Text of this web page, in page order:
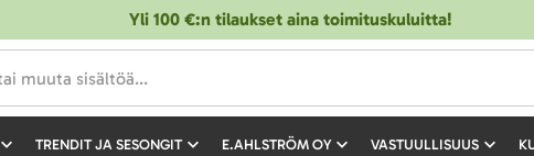
Yli 100 €:n tilaukset aina toimituskuluitta!
TRENDIT JA SESONGIT E.AHLSTRÖM OY VASTUULLISUUS